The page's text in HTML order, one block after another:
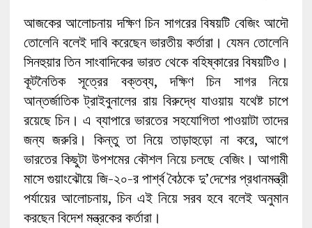
আজকের আলোচনায় দক্ষিণ চিন সাগরের বিষয়টি বেজিং আদৌ
তোলেনি বলেই দাবি করেছেন ভারতীয় কর্তারা। যেমন তোলেনি
সিনহুয়ার তিন সাংবাদিকের ভারত থেকে বহিষ্কারের বিষয়টিও।
কূটনৈতিক সূত্রের বক্তব্য, দক্ষিণ চিন সাগর নিয়ে
আন্তর্জাতিক ট্রাইবুনালের রায় বিরুদ্ধে যাওয়ায় যথেষ্ট চাপে
রয়েছে চিন। এ ব্যাপারে ভারতের সহযোগিতা পাওয়াটা তাদের
জন্য জরুরি। কিন্তু তা নিয়ে তাড়াহুড়ো না করে, আগে
ভারতের কিছুটা উপশমের কৌশল নিয়ে চলছে বেজিং। আগামী
মাসে গুয়াংঝৌয়ে জি-২০-র পার্শ্ব বৈঠকে দু’দেশের প্রধানমন্ত্রী
পর্যায়ের আলোচনায়, চিন এই নিয়ে সরব হবে বলেই অনুমান
করছেন বিদেশ মন্ত্রকের কর্তারা।